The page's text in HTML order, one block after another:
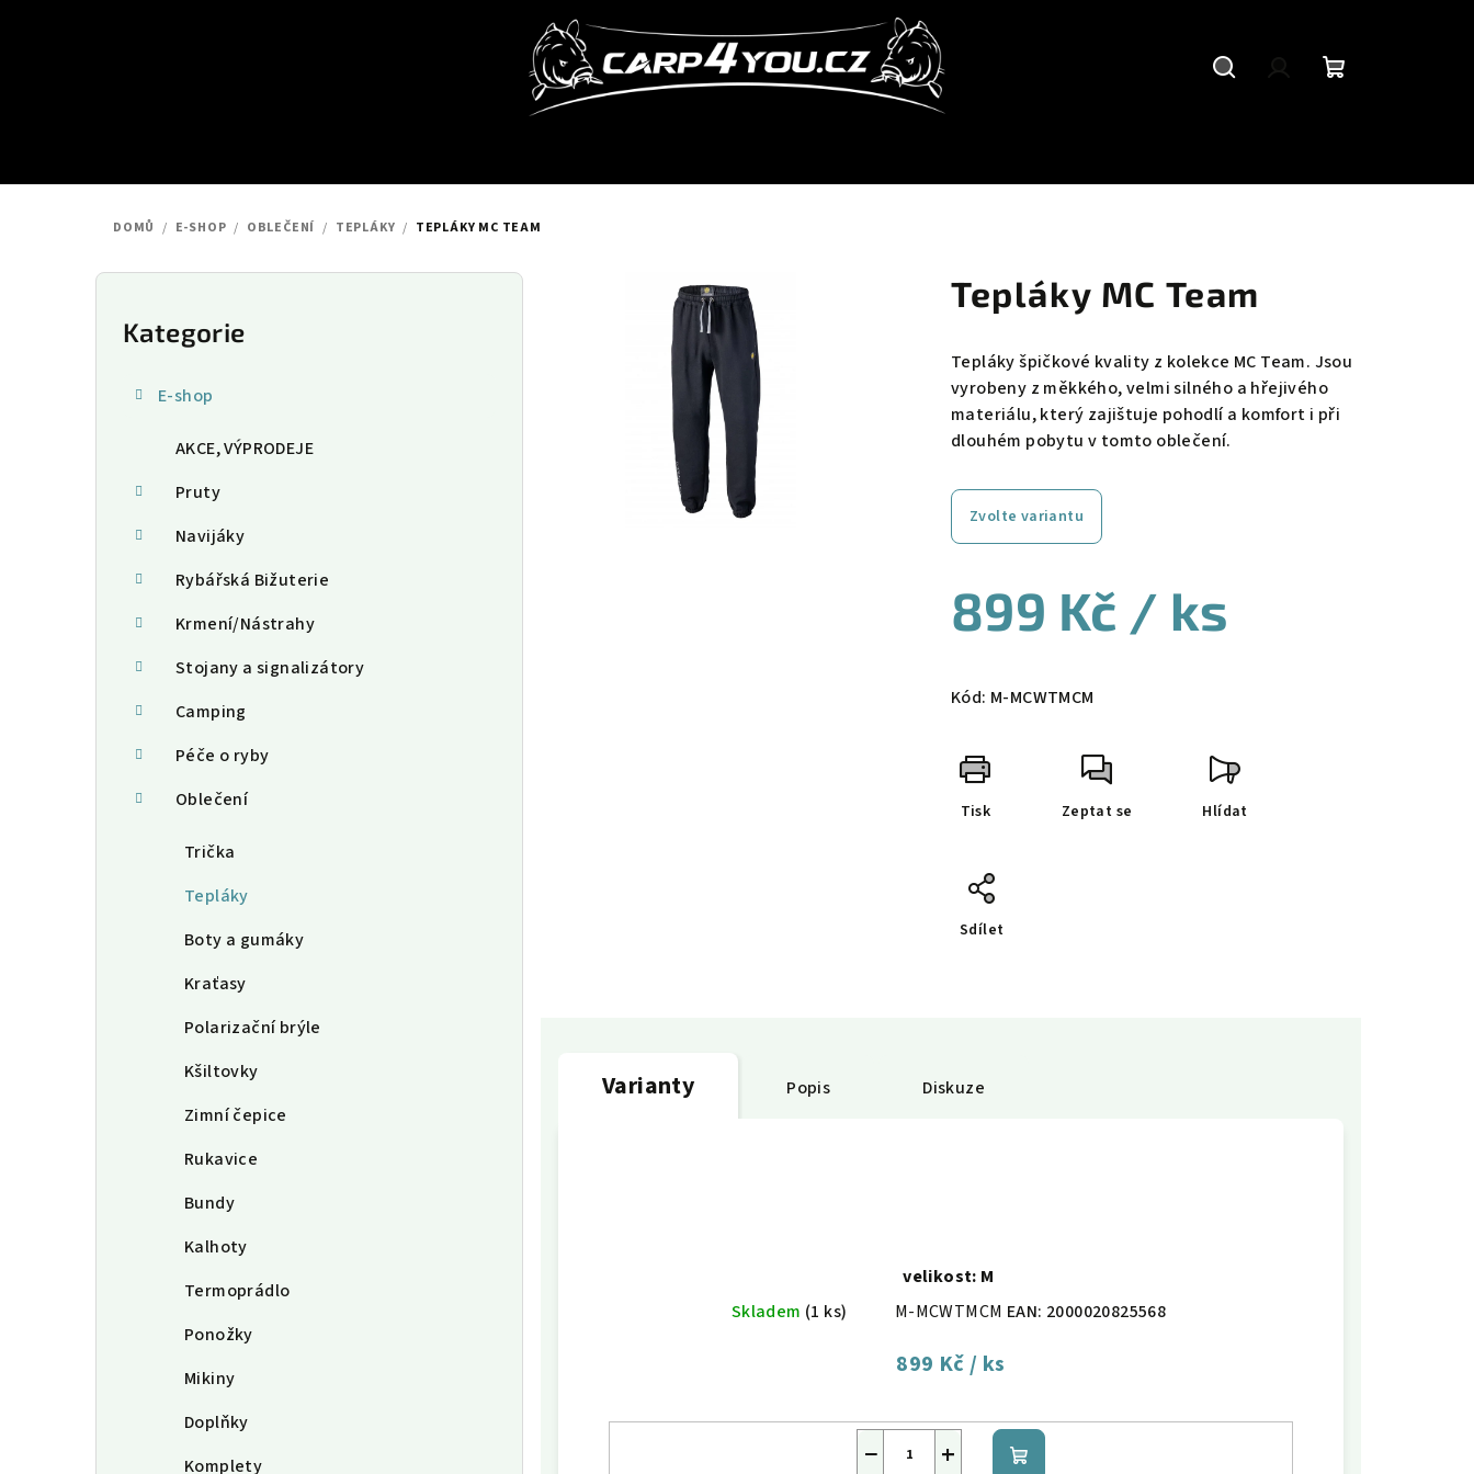
DOMŮ / E-SHOP / OBLEČENÍ / TEPLÁKY / TEPLÁKY MC TEAM
P
Přeskočit
kategorie
Kategorie
E-shop
AKCE, VÝPRODEJE
Pruty
Navijáky
Rybářská Bižuterie
Krmení/Nástrahy
Stojany a signalizátory
Camping
Péče o ryby
Oblečení
Trička
Tepláky
Boty a gumáky
Kraťasy
Polarizační brýle
Kšiltovky
Zimní čepice
Rukavice
Bundy
Kalhoty
Termoprádlo
Ponožky
Mikiny
Doplňky
Komplety
Tepláky MC Team
Tepláky špičkové kvality z kolekce MC Team. Jsou
vyrobeny z měkkého, velmi silného a hřejivého
materiálu, který zajištuje pohodlí a komfort i při
dlouhém pobytu v tomto oblečení.
Zvolte variantu
899 Kč / ks
cena:
Kód: M-MCWTMCM
Tisk Zeptat se Hlídat
Sdílet
Varianty Popis Diskuze
velikost: M
Skladem (1 ks) M-MCWTMCM EAN: 2000020825568
899 Kč/ ks
+
− Do